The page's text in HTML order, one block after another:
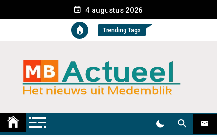
e
t
4 augustus 2026
Trending Tags
Medemblik Actueel